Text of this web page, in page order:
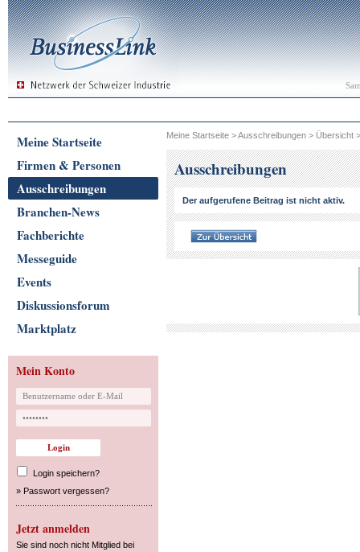
Meine Startseite
Firmen & Personen
Ausschreibungen
Branchen-News
Fachberichte
Messeguide
Events
Diskussionsforum
Marktplatz
Mein Konto
Login speichern?
» Passwort vergessen?
Jetzt anmelden
Sie sind noch nicht Mitglied bei
Meine Startseite >Ausschreibungen > Übersicht
Ausschreibungen
Der aufgerufene Beitrag ist nicht aktiv.